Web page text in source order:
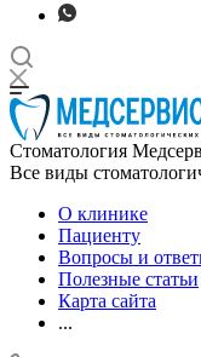
Стоматология
Все виды
О клинике
Пациенту
Вопросы и
Полезные статьи
Карта сайта
...